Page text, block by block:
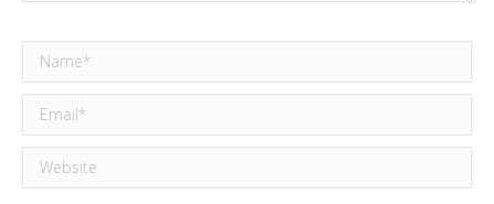
Name *
Email *
Website